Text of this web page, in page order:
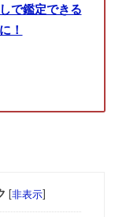
で鑑定できる
！
[非表示]